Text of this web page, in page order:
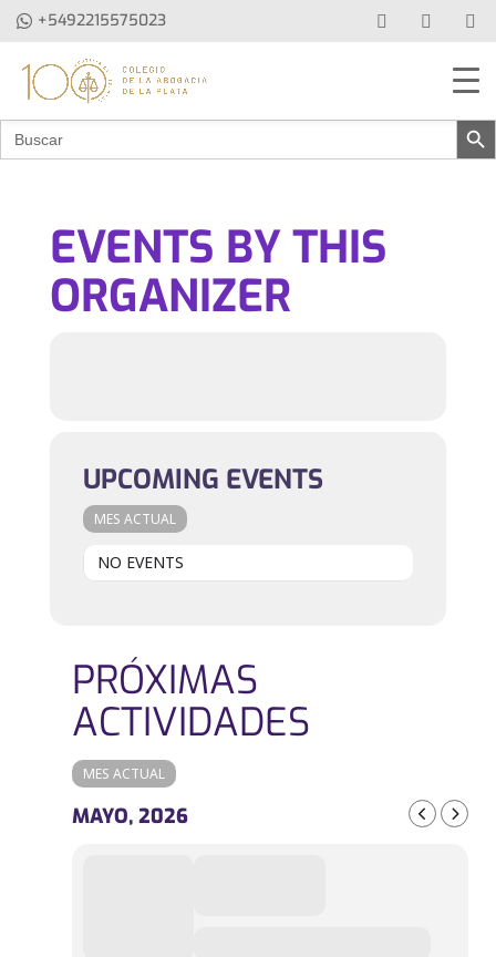
+5492215575023
Buscar: Botón de
EVENTS BY THIS
ORGANIZER
UPCOMING EVENTS
MES ACTUAL
NO EVENTS
PRÓXIMAS
ACTIVIDADES
MES ACTUAL
MAYO, 2026